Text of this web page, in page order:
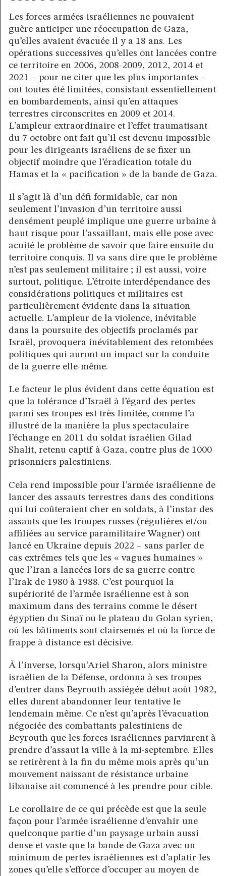
Les forces armées israéliennes ne pouvaient
guère anticiper une réoccupation de Gaza,
qu’elles avaient évacuée il y a 18 ans. Les
opérations successives qu’elles ont lancées contre
ce territoire en 2006, 2008-2009, 2012, 2014 et
2021 – pour ne citer que les plus importantes –
ont toutes été limitées, consistant essentiellement
en bombardements, ainsi qu’en attaques
terrestres circonscrites en 2009 et 2014.
L’ampleur extraordinaire et l’effet traumatisant
du 7 octobre ont fait qu’il est devenu impossible
pour les dirigeants israéliens de se fixer un
objectif moindre que l’éradication totale du
Hamas et la « pacification » de la bande de Gaza.
Il s’agit là d’un défi formidable, car non
seulement l’invasion d’un territoire aussi
densément peuplé implique une guerre urbaine à
haut risque pour l’assaillant, mais elle pose avec
acuité le problème de savoir que faire ensuite du
territoire conquis. Il va sans dire que le problème
n’est pas seulement militaire ; il est aussi, voire
surtout, politique. L’étroite interdépendance des
considérations politiques et militaires est
particulièrement évidente dans la situation
actuelle. L’ampleur de la violence, inévitable
dans la poursuite des objectifs proclamés par
Israël, provoquera inévitablement des retombées
politiques qui auront un impact sur la conduite
de la guerre elle-même.
Le facteur le plus évident dans cette équation est
que la tolérance d’Israël à l’égard des pertes
parmi ses troupes est très limitée, comme l’a
illustré de la manière la plus spectaculaire
l’échange en 2011 du soldat israélien Gilad
Shalit, retenu captif à Gaza, contre plus de 1000
prisonniers palestiniens.
Cela rend impossible pour l’armée israélienne de
lancer des assauts terrestres dans des conditions
qui lui coûteraient cher en soldats, à l’instar des
assauts que les troupes russes (régulières et/ou
affiliées au service paramilitaire Wagner) ont
lancé en Ukraine depuis 2022 – sans parler de
cas extrêmes tels que les « vagues humaines »
que l’Iran a lancées lors de sa guerre contre
l’Irak de 1980 à 1988. C’est pourquoi la
supériorité de l’armée israélienne est à son
maximum dans des terrains comme le désert
égyptien du Sinaï ou le plateau du Golan syrien,
où les bâtiments sont clairsemés et où la force de
frappe à distance est décisive.
À l’inverse, lorsqu’Ariel Sharon, alors ministre
israélien de la Défense, ordonna à ses troupes
d’entrer dans Beyrouth assiégée début août 1982,
elles durent abandonner leur tentative le
lendemain même. Ce n’est qu’après l’évacuation
négociée des combattants palestiniens de
Beyrouth que les forces israéliennes parvinrent à
prendre d’assaut la ville à la mi-septembre. Elles
se retirèrent à la fin du même mois après qu’un
mouvement naissant de résistance urbaine
libanaise ait commencé à les prendre pour cible.
Le corollaire de ce qui précède est que la seule
façon pour l’armée israélienne d’envahir une
quelconque partie d’un paysage urbain aussi
dense et vaste que la bande de Gaza avec un
minimum de pertes israéliennes est d’aplatir les
zones qu’elle s’efforce d’occuper au moyen de